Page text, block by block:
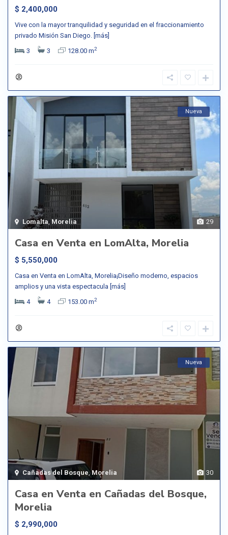
$ 2,400,000
Vive con la mayor tranquilidad y seguridad en el fraccionamiento
privado Misión San Diego. [más]
3
3 128.00 m2
29
Lomalta,Morelia
Nueva
Casa en Venta en LomAlta, Morelia
$ 5,550,000
Casa en Venta en LomAlta, Morelia¡Diseño moderno, espacios
amplios y una vista espectacula [más]
4
4 153.00 m2
30
Cañadas del Bosque,Morelia
Nueva
Casa en Venta en Cañadas del Bosque,
Morelia
$ 2,990,000